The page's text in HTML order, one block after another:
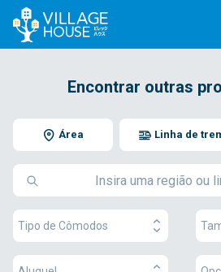
Encontrar outras
Área Linha de
Tipo de Cômodos